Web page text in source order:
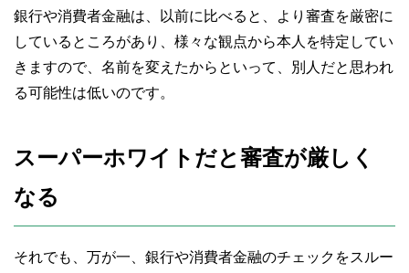
銀行や消費者金融は、以前に比べると、より審査を厳密に
しているところがあり、様々な観点から本人を特定してい
きますので、名前を変えたからといって、別人だと思われ
る可能性は低いのです。
スーパーホワイトだと審査が厳しく
なる
それでも、万が一、銀行や消費者金融のチェックをスルー